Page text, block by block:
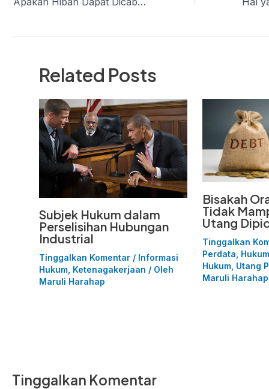
navigation
Related Posts
Subjek Hukum dalam
Perselisihan Hubungan
Industrial
Tinggalkan Komentar / Informasi
Hukum Ketenagakerjaan / Oleh
Maruli Harahap
Bisakah
Tidak
Utang
Tinggalkan
Perdata
Hukum, Utang
Maruli Harahap
Tinggalkan Komentar